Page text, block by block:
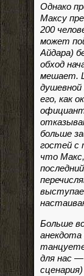
Однако
Максу
200
может
Айдара)
обход
мешает.
его, как
больше
гостей с
что
Больше
для нас